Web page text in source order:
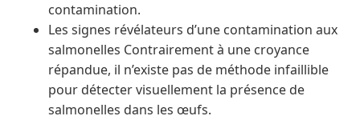
contamination.
Les signes révélateurs d’une contamination aux
salmonelles Contrairement à une croyance
répandue, il n’existe pas de méthode infaillible
pour détecter visuellement la présence de
salmonelles dans les œufs.